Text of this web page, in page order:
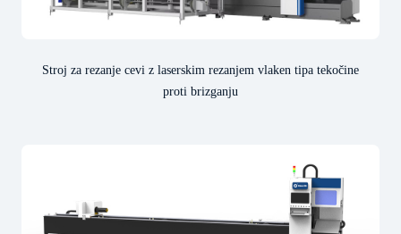
Stroj za rezanje cevi z laserskim rezanjem vlaken tipa tekočine
proti brizganju